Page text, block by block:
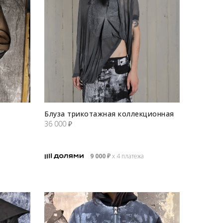
Блуза трикотажная коллекционная
36 000₽
9 000₽х 4 платежа